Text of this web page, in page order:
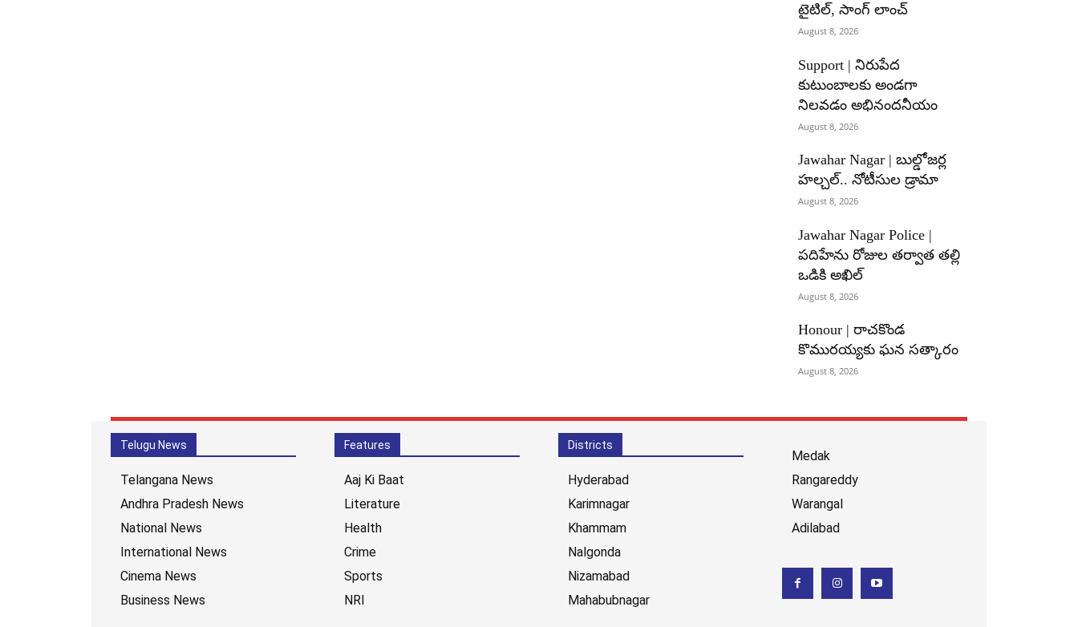
టైటిల్, సాంగ్ లాంచ్
August 8, 2026
Support | నిరుపేద
కుటుంబాలకు అండగా
నిలవడం అభినందనీయం
August 8, 2026
Jawahar Nagar | బుల్డోజర్ల
హల్చల్.. నోటీసుల డ్రామా
August 8, 2026
Jawahar Nagar Police |
పదిహేను రోజుల తర్వాత తల్లి
ఒడికి అఖిల్
August 8, 2026
Honour | రాచకొండ
కొమురయ్యకు ఘన సత్కారం
August 8, 2026
Telugu News
Telangana News
Andhra Pradesh News
National News
International News
Cinema News
Business News
Features
Aaj Ki Baat
Literature
Health
Crime
Sports
NRI
Districts
Hyderabad
Karimnagar
Khammam
Nalgonda
Nizamabad
Mahabubnagar
Medak
Rangareddy
Warangal
Adilabad